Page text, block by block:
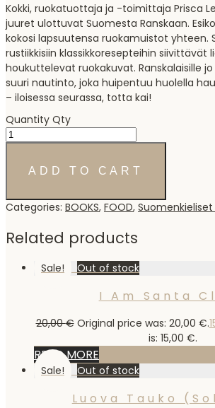
Kokki, ruokatuottaja ja -toimittaja Prisca
juuret ulottuvat Suomesta Ranskaan.
kokosi lapsuutensa ruokamuistot yhteen.
rustiikkisiin klassikkoresepteihin siivittävät
houkuttelevat ruokakuvat. Ranskalaisille
suuri nautinto, joka huipentuu huolella
– iloisessa seurassa, totta kai!
Quantity Qty
ADD TO CART
Categories: BOOKS, FOOD, Suomenkieliset
Related products
Sale!
I Am Santa
20,00€ Original price was: 20,00 €.
is: 15,00 €.
READ MORE
Sale!
Luova Tauko